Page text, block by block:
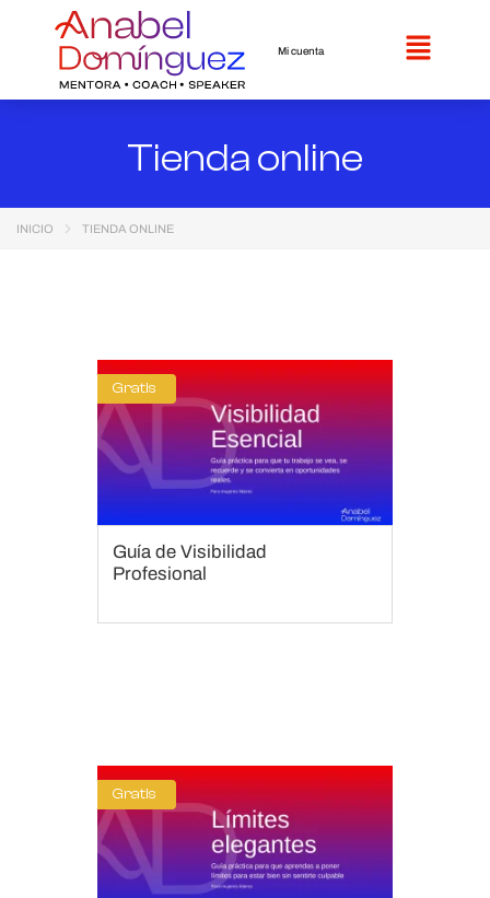
Mi cuenta
Tienda online
INICIO TIENDA ONLINE
Gratis
Guía de Visibilidad
Profesional
Gratis